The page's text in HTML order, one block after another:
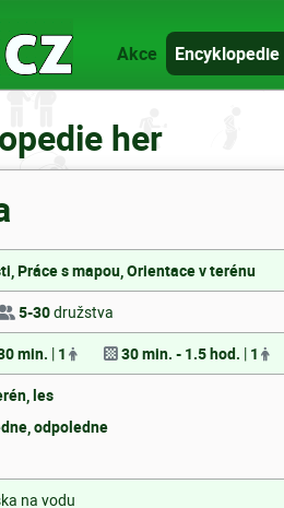
Akce
her
Práce s mapou, Orientace v terénu
5-30družstva
min. | 1 30 min. - 1.5 hod. | 1
les
odpoledne
na vodu